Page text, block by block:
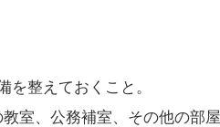
を整えておくこと。
室、公務補室、その他の部